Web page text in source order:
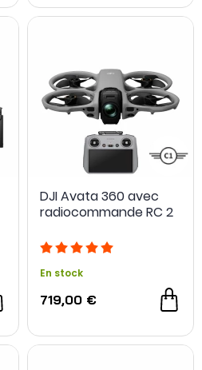
OCCASION
DJI Avata 360 avec
radiocommande RC 2
En stock
719,00 €